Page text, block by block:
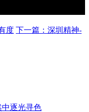
度 下一篇：深圳精神-